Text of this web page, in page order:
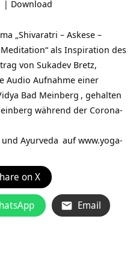
| Download
„Shivaratri – Askese –
als Inspiration des
von Sukadev Bretz,
Audio Aufnahme einer
Bad Meinberg , gehalten
während der Corona-
und Ayurveda aufwww.yoga-
on X
Email